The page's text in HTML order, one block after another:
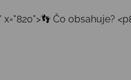
Čo obsahuje?